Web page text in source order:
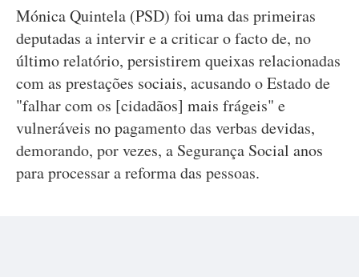
Mónica Quintela (PSD) foi uma das primeiras
deputadas a intervir e a criticar o facto de, no
último relatório, persistirem queixas relacionadas
com as prestações sociais, acusando o Estado de
"falhar com os [cidadãos] mais frágeis" e
vulneráveis no pagamento das verbas devidas,
demorando, por vezes, a Segurança Social anos
para processar a reforma das pessoas.